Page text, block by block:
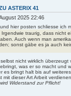
ASTERIX 41
2025 22:46
hier posten schliesse ich
Irgendwie traurig, dass nicht
Auch wenn man
sonst gäbe es ja auch
nicht wirklich
was er so macht und
es bringt halt bis auf
mit dieser Art Arbeit
Widerstand zur Pflicht!